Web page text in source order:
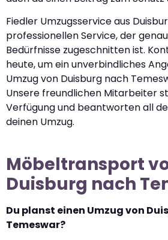
Fiedler Umzugsservice aus
professionellen Service, der
Bedürfnisse zugeschnitten ist.
heute, um ein unverbindliches
Umzug von Duisburg nach
Unsere freundlichen Mitarbeiter
Verfügung und beantworten all
deinen Umzug.
Möbeltransport
Duisburg nach
Du planst einen Umzug von
Temeswar?